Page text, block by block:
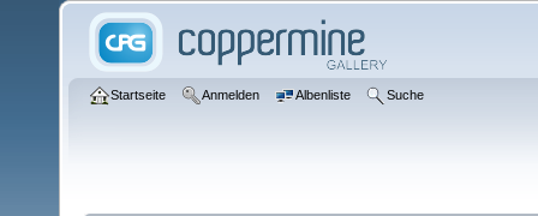
Startseite Anmelden Albenliste Suche